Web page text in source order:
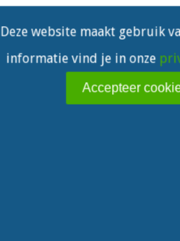
Deze website maakt gebruik
informatie vind je in onze
Accepteer